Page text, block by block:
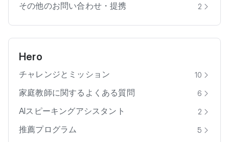
その他のお問い合わせ・提携 2
Hero
チャレンジとミッション 10
家庭教師に関するよくある質問 6
AIスピーキングアシスタント 2
推薦プログラム 5